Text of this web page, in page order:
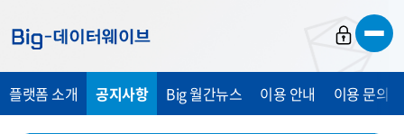
가
기
가
기
가
기
플랫폼 소개 공지사항 Big 월간뉴스 이용 안내 이용 문의